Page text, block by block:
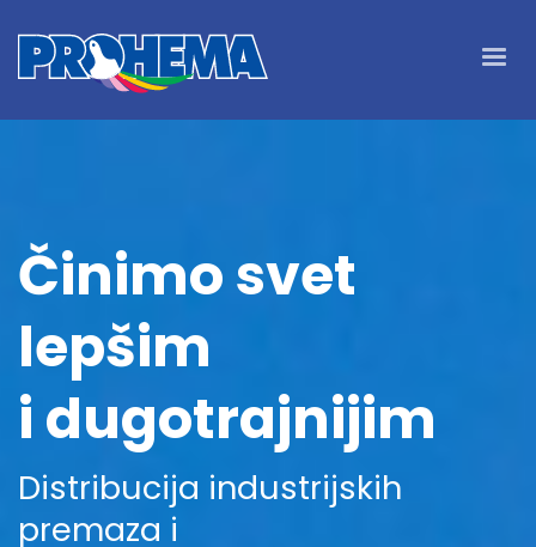
Činimo svet
lepšim
i dugotrajnijim
Distribucija industrijskih
premaza i